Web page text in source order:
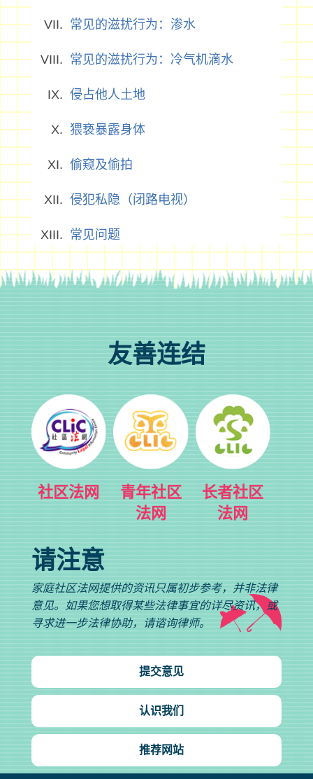
常见的滋扰行为：渗水
常见的滋扰行为：冷气机滴水
侵占他人土地
猥亵暴露身体
偷窥及偷拍
侵犯私隐（闭路电视）
常见问题
友善连结
社区法网
青年社区
法网
长者社区
法网
请注意
家庭社区法网提供的资讯只属初步参考，并非法律
意见。如果您想取得某些法律事宜的详尽资讯，或
寻求进一步法律协助，请谘询律师。
提交意见
认识我们
推荐网站